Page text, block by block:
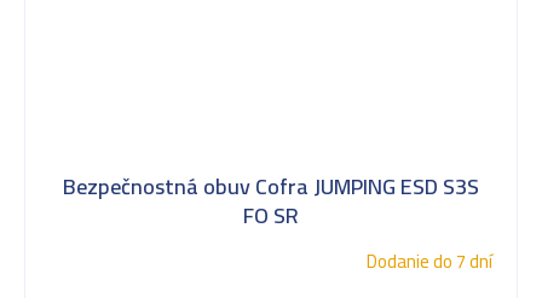
Bezpečnostná obuv Cofra JUMPING ESD S3S
FO SR
Dodanie do 7 dní